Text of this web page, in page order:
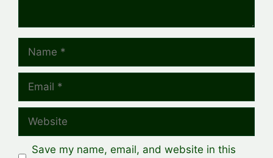
Name
Email
Website
Save my name, email, and website in this